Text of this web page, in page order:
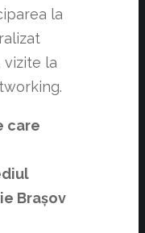
la
vizite la
care
Brașov